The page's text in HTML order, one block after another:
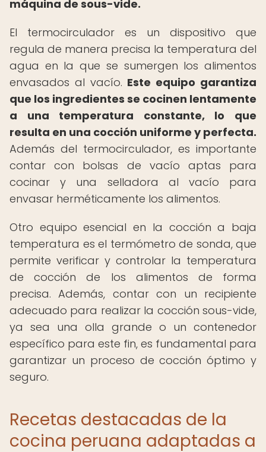
máquina de sous-vide.
El termocirculador es un dispositivo que
regula de manera precisa la temperatura del
agua en la que se sumergen los alimentos
envasados al vacío. Este equipo garantiza
que los ingredientes se cocinen lentamente
a una temperatura constante, lo que
resulta en una cocción uniforme y perfecta.
Además del termocirculador, es importante
contar con bolsas de vacío aptas para
cocinar y una selladora al vacío para
envasar herméticamente los alimentos.
Otro equipo esencial en la cocción a baja
temperatura es el termómetro de sonda, que
permite verificar y controlar la temperatura
de cocción de los alimentos de forma
precisa. Además, contar con un recipiente
adecuado para realizar la cocción sous-vide,
ya sea una olla grande o un contenedor
específico para este fin, es fundamental para
garantizar un proceso de cocción óptimo y
seguro.
Recetas destacadas de la
cocina peruana adaptadas a